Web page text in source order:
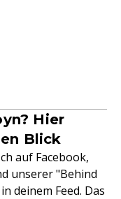
Hier
Blick
auf Facebook,
unserer "Behind
deinem Feed. Das